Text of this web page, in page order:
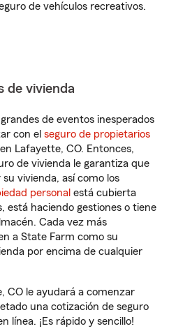
de vehículos recreativos.
de vivienda
de eventos inesperados
con el seguro de propietarios
Lafayette, CO. Entonces,
de vivienda le garantiza que
vivienda, así como los
personal está cubierta
está haciendo gestiones o tiene
Cada vez más
a State Farm como su
por encima de cualquier
CO le ayudará a comenzar
una cotización de seguro
línea. ¡Es rápido y sencillo!